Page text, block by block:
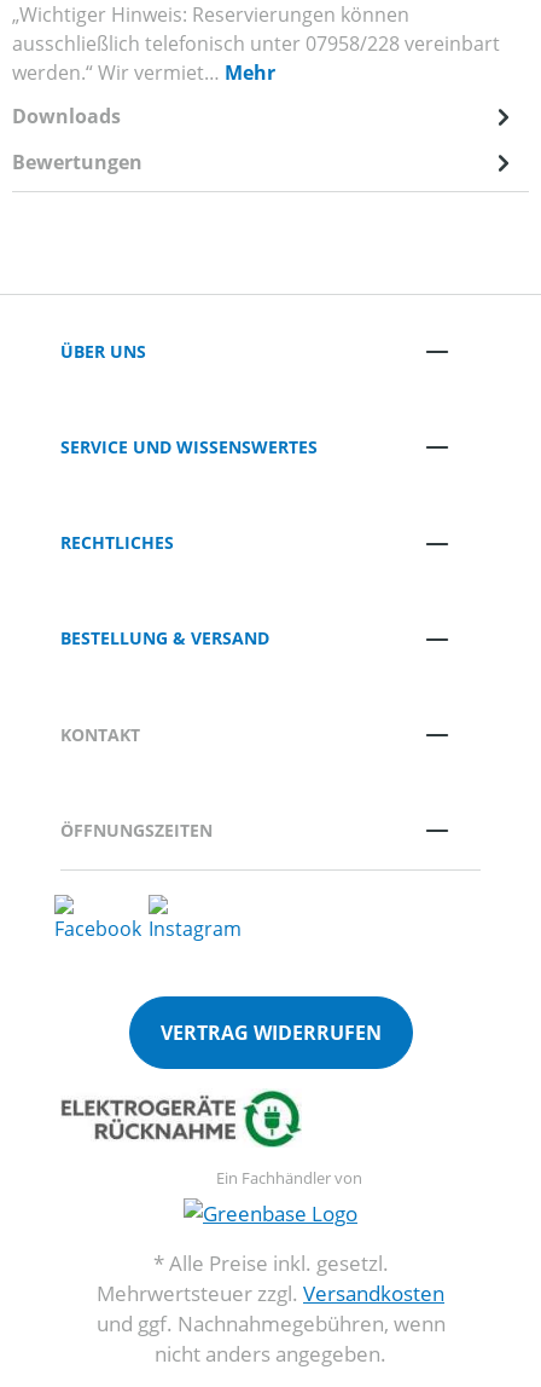
„Wichtiger Hinweis: Reservierungen können
ausschließlich telefonisch unter 07958/228 vereinbart
werden.“ Wir vermiet… Mehr
Downloads
Bewertungen
ÜBER UNS
SERVICE UND WISSENSWERTES
RECHTLICHES
BESTELLUNG & VERSAND
KONTAKT
ÖFFNUNGSZEITEN
VERTRAG WIDERRUFEN
Ein Fachhändler von
* Alle Preise inkl. gesetzl.
Mehrwertsteuer zzgl. Versandkosten
und ggf. Nachnahmegebühren, wenn
nicht anders angegeben.